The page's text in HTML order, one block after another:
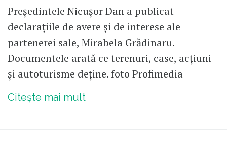
Președintele Nicușor Dan a publicat
declarațiile de avere și de interese ale
partenerei sale, Mirabela Grădinaru.
Documentele arată ce terenuri, case, acțiuni
și autoturisme deține. foto Profimedia
Citește mai mult